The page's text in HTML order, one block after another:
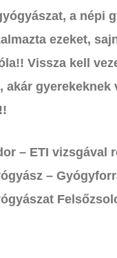
a népi
ezeket,
Vissza kell
akár gyerekeknek
– ETI vizsgával
–